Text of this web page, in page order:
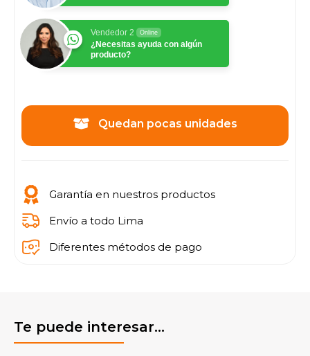
Vendedor 2 Online
¿Necesitas ayuda con algún
producto?
Quedan pocas unidades
Garantía en nuestros productos
Envío a todo Lima
Diferentes métodos de pago
Te puede interesar...